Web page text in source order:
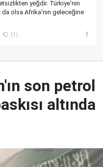
yeğdir. Türkiye'nin
da olsa Afrika'nın geleceğine
(1)
son petrol
altında